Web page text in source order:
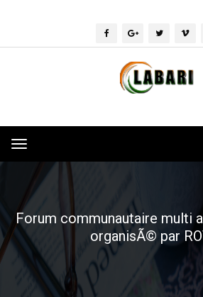
Toggle
navigation
Forum communautaire multi
organisÃ© par